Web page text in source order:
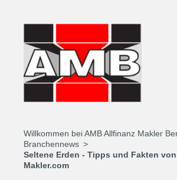
Willkommen bei AMB Allfinanz Makler
Branchennews
Seltene Erden - Tipps und Fakten
Makler.com